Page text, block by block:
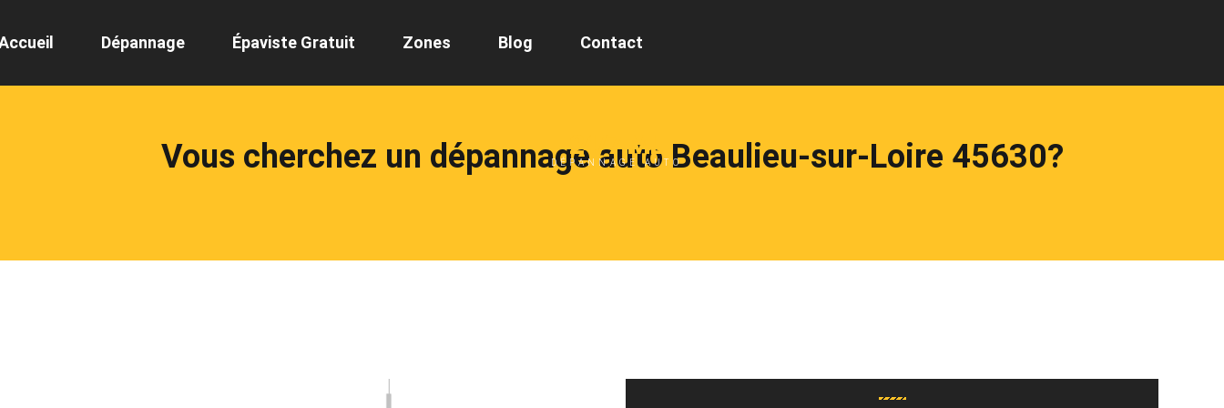
24/7 ML
DÉPANNAGE AUTO
Dépannage Épaviste Gratuit Zones Blog Contact
Vous cherchez un dépannage auto Beaulieu-sur-Loire 45630?